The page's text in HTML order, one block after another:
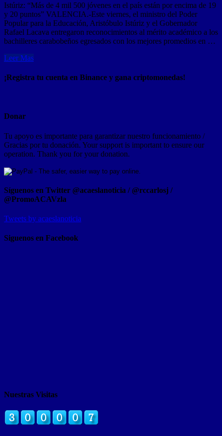
Istúriz: “Más de 4 mil 500 jóvenes en el país están por encima de 19
y 20 puntos” VALENCIA.-Este viernes, el ministro del Poder
Popular para la Educación, Aristóbulo Istúriz y el Gobernador
Rafael Lacava entregaron reconocimientos al mérito académico a los
bachilleres carabobeños egresados con los mejores promedios en …
Leer Mas
¡Registra tu cuenta en Binance y gana criptomonedas!
Donar
Tu apoyo es importante para garantizar nuestro funcionamiento /
Gracias por tu donación. Your support is important to ensure our
operation. Thank you for your donation.
Síguenos en Twitter @acaeslanoticia / @rccarlosj /
@PromoACAVzla
Tweets by acaeslanoticia
Siguenos en Facebook
Nuestras Visitas